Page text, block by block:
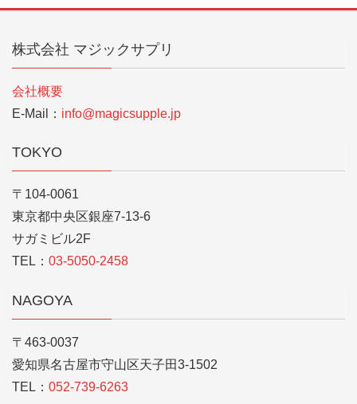
株式会社 マジックサプリ
会社概要
E-Mail： info@magicsupple.jp
TOKYO
〒104-0061
東京都中央区銀座7-13-6
サガミビル2F
TEL： 03-5050-2458
NAGOYA
〒463-0037
愛知県名古屋市守山区天子田3-1502
TEL： 052-739-6263